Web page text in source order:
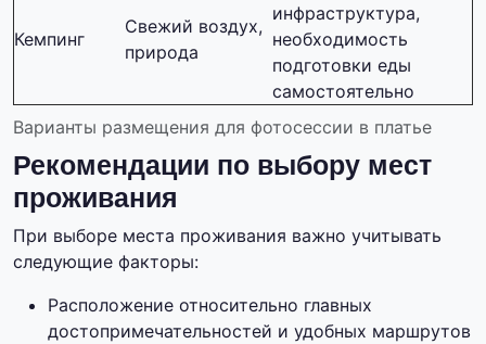
Варианты размещения для фотосессии в платье
Кемпинг
Свежий воздух,
природа
инфраструктура,
необходимость
подготовки еды
самостоятельно
Рекомендации по выбору мест
проживания
При выборе места проживания важно учитывать
следующие факторы:
Расположение относительно главных
достопримечательностей и удобных маршрутов